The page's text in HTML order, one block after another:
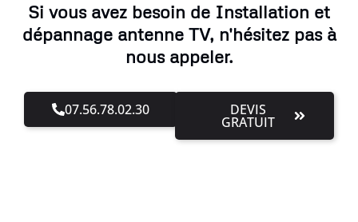
Si vous avez besoin de Installation et
dépannage antenne TV, n'hésitez pas à
nous appeler.
07.56.78.02.30 DEVIS
GRATUIT